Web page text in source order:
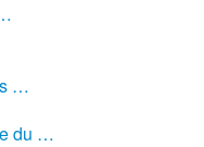
…
du …